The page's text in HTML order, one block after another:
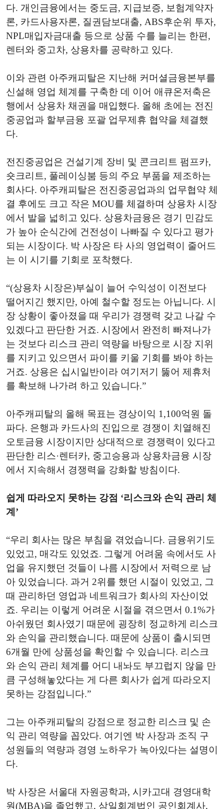
다. 개인금융에서는 중도금, 지급보증, 보험계약자
론, 카드사용자론, 질권담보대출, ABS후순위 투자,
NPL매입자금대출 등으로 상품 수를 늘리는 한편,
렌터와 중고차, 상용차를 공략하고 있다.
이와 관련 아주캐피탈은 지난해 커머셜금융본부를
신설해 영업 체계를 구축한 데 이어 애큐온저축은
행에서 상용차 채권을 매입했다. 올해 초에는 전진
중공업과 할부금융 포괄 업무제휴 협약을 체결했
다.
전진중공업은 건설기계 장비 및 콘크리트 펌프카,
숏크리트, 풀레이싱붐 등의 주요 부품을 제조하는
회사다. 아주캐피탈은 전진중공업과의 업무협약 체
결 후에도 크고 작은 MOU를 체결하며 상용차 시장
에서 발을 넓히고 있다. 상용차금융은 경기 민감도
가 높아 순식간에 건전성이 나빠질 수 있다고 평가
되는 시장이다. 박 사장은 타 사의 영업력이 줄어드
는 이 시기를 기회로 포착했다.
“(상용차 시장은)부실이 늘어 수익성이 이전보다
떨어지긴 했지만, 아예 철수할 정도는 아닙니다. 시
장 상황이 좋아졌을 때 우리가 경쟁력 갖고 나갈 수
있겠다고 판단한 거죠. 시장에서 완전히 빠져나가
는 것보다 리스크 관리 역량을 바탕으로 시장 지위
를 지키고 있으면서 파이를 키울 기회를 봐야 하는
거죠. 상용은 십시일반이라 여기저기 뚫어 제휴처
를 확보해 나가려 하고 있습니다.”
아주캐피탈의 올해 목표는 경상이익 1,100억원 돌
파다. 은행과 카드사의 진입으로 경쟁이 치열해진
오토금융 시장이지만 상대적으로 경쟁력이 있다고
판단한 리스·렌터카, 중고승용과 상용차금융 시장
에서 지속해서 경쟁력을 강화할 방침이다.
쉽게 따라오지 못하는 강점 ‘리스크와 손익 관리 체
계’
“우리 회사는 많은 부침을 겪었습니다. 금융위기도
있었고, 매각도 있었죠. 그렇게 어려움 속에서도 사
업을 유지했던 것들이 나름 시장에서 저력으로 남
아 있었습니다. 과거 2위를 했던 시절이 있었고, 그
때 관리하던 영업과 네트워크가 회사의 자산이었
죠. 우리는 이렇게 어려운 시절을 겪으면서 0.1%가
아쉬웠던 회사였기 때문에 굉장히 정교하게 리스크
와 손익을 관리했습니다. 때문에 상품이 출시되면
6개월 만에 상품성을 확인할 수 있습니다. 리스크
와 손익 관리 체계를 어디 내놔도 부끄럽지 않을 만
큼 구성해놓았다는 게 다른 회사가 쉽게 따라오지
못하는 강점입니다.”
그는 아주캐피탈의 강점으로 정교한 리스크 및 손
익 관리 역량을 꼽았다. 여기엔 박 사장과 조직 구
성원들의 역량과 경영 노하우가 녹아있다는 설명이
다.
박 사장은 서울대 자원공학과, 시카고대 경영대학
원(MBA)을 졸업했고, 삼일회계법인 공인회계사,